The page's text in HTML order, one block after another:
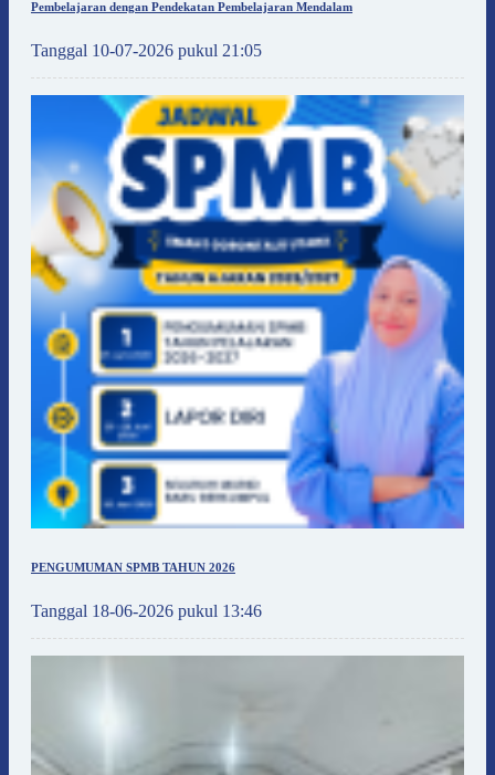
Pembelajaran dengan Pendekatan Pembelajaran Mendalam
Tanggal 10-07-2026 pukul 21:05
PENGUMUMAN SPMB TAHUN 2026
Tanggal 18-06-2026 pukul 13:46